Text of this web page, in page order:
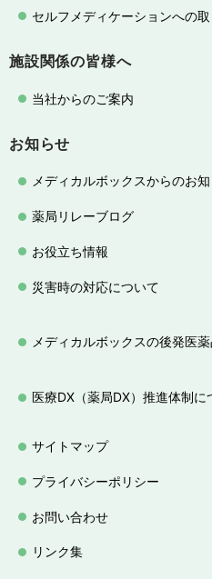
セルフメディケーションへの
施設関係の皆様へ
当社からのご案内
お知らせ
メディカルボックスからのお
薬局リレーブログ
お役立ち情報
災害時の対応について
メディカルボックスの後発医
医療DX（薬局DX）推進体制に
サイトマップ
プライバシーポリシー
お問い合わせ
リンク集